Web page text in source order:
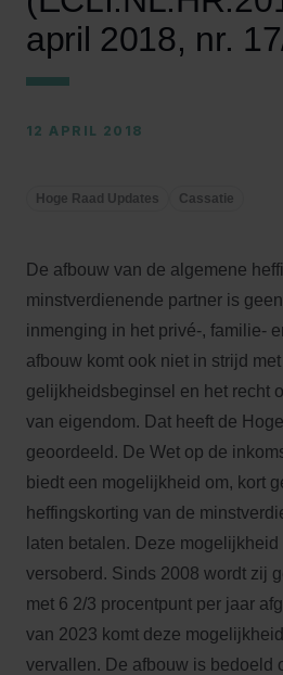
april 2018, nr.
12 APRIL 2018
Hoge Raad Updates Cassatie
De afbouw van de algemene
minstverdienende partner is
inmenging in het privé-, familie-
afbouw komt ook niet in strijd
gelijkheidsbeginsel en het recht
van eigendom. Dat heeft de
geoordeeld. De Wet op de
biedt een mogelijkheid om, kort
heffingskorting van de
laten betalen. Deze
versoberd. Sinds 2008 wordt zij
met 6 2/3 procentpunt per jaar
van 2023 komt deze
vervallen. De afbouw is bedoeld